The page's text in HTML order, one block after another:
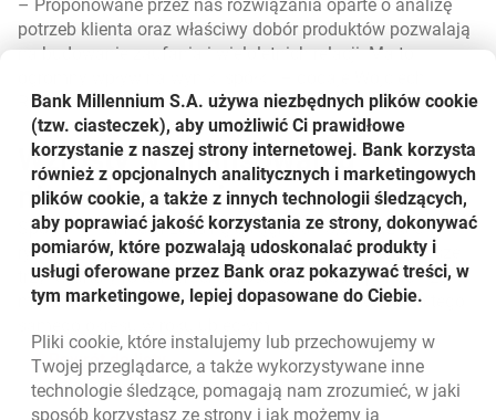
– Proponowane przez nas rozwiązania oparte o analizę
potrzeb klienta oraz właściwy dobór produktów pozwalają
na budowanie zaufania i wieloletnich relacji. Ma to
Rybak.
Wzrosty w finansowaniu
nieruchomości
Spółka Millennium Leasing osiągnęła 13,5% udziału w
rynku leasingu nieruchomości, finansując przez pierwsze
trzy kwartały roku nieruchomości o wartości ponad 120
mln zł. To prawie czterokrotny wzrost w stosunku do tego
Powrót do listy
Bank Millennium S.A. używa niezbędnych plików cookie
(tzw. ciasteczek), aby umożliwić Ci prawidłowe
korzystanie z naszej strony internetowej. Bank korzysta
również z opcjonalnych analitycznych i marketingowych
plików cookie, a także z innych technologii śledzących,
aby poprawiać jakość korzystania ze strony, dokonywać
pomiarów, które pozwalają udoskonalać produkty i
usługi oferowane przez Bank oraz pokazywać treści, w
tym marketingowe, lepiej dopasowane do Ciebie.
Pliki cookie, które instalujemy lub przechowujemy w
Twojej przeglądarce, a także wykorzystywane inne
technologie śledzące, pomagają nam zrozumieć, w jaki
sposób korzystasz ze strony i jak możemy ją